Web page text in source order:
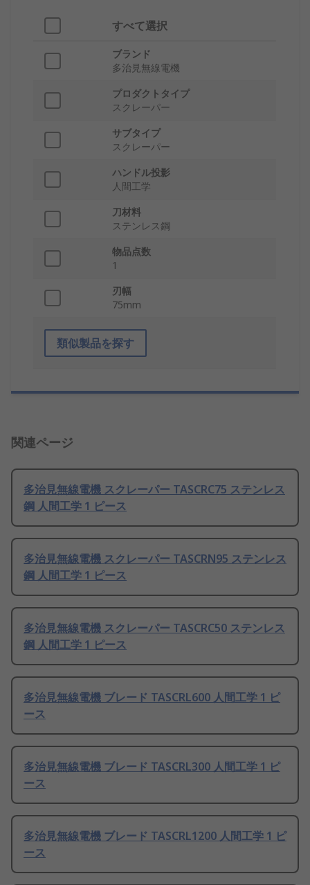
すべて選択
ブランド
多治見無線電機
プロダクトタイプ
スクレーパー
サブタイプ
スクレーパー
ハンドル投影
人間工学
刀材料
ステンレス鋼
物品点数
1
刃幅
75mm
類似製品を探す
関連ページ
多治見無線電機 スクレーパー TASCRC75 ステンレス
鋼 人間工学 1 ピース
多治見無線電機 スクレーパー TASCRN95 ステンレス
鋼 人間工学 1 ピース
多治見無線電機 スクレーパー TASCRC50 ステンレス
鋼 人間工学 1 ピース
多治見無線電機 ブレード TASCRL600 人間工学 1 ピ
ース
多治見無線電機 ブレード TASCRL300 人間工学 1 ピ
ース
多治見無線電機 ブレード TASCRL1200 人間工学 1 ピ
ース